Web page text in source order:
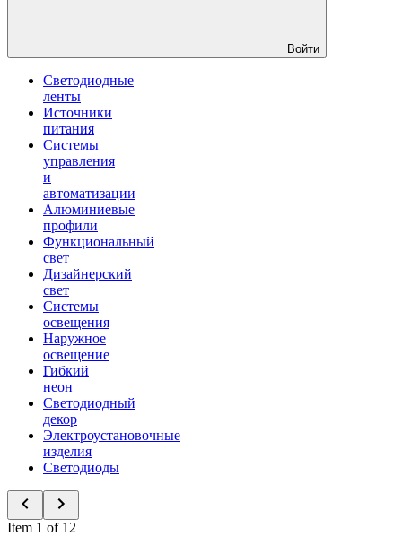
Войти
Светодиодные
ленты
Источники
питания
Системы
управления
и
автоматизации
Алюминиевые
профили
Функциональный
свет
Дизайнерский
свет
Системы
освещения
Наружное
освещение
Гибкий
неон
Светодиодный
декор
Электроустановочные
изделия
Светодиоды
Item 1 of 12